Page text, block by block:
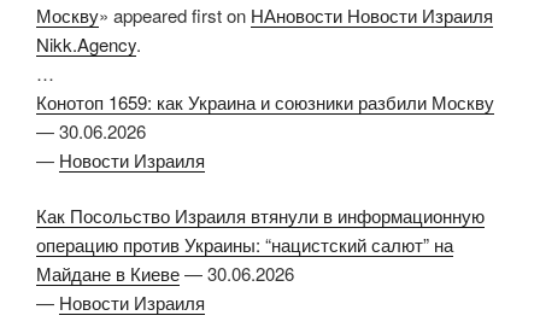
Москву» appeared first on НАновости Новости Израиля
Nikk.Agency.
…
Конотоп 1659: как Украина и союзники разбили Москву
—30.06.2026
— Новости Израиля
Как Посольство Израиля втянули в информационную
операцию против Украины: “нацистский салют” на
Майдане в Киеве—30.06.2026
— Новости Израиля